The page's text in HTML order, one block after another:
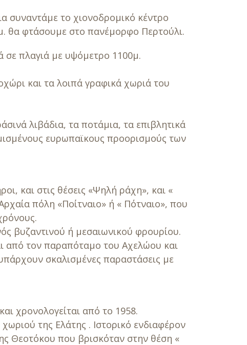
συναντάμε το χιονοδρομικό κέντρο
θα φτάσουμε στο πανέμορφο Περτούλι.
σε πλαγιά με υψόμετρο 1100μ.
και τα λοιπά γραφικά χωριά του
λιβάδια, τα ποτάμια, τα επιβλητικά
ευρωπαϊκους προορισμούς των
και στις θέσεις «Ψηλή ράχη», και «
πόλη «Ποίτναιο» ή « Πότναιο», που
βυζαντινού ή μεσαιωνικού φρουρίου.
από τον παραπόταμο του Αχελώου και
σκαλισμένες παραστάσεις με
χρονολογείται από το 1958.
της Ελάτης . Ιστορικό ενδιαφέρον
Θεοτόκου που βρισκόταν στην θέση «